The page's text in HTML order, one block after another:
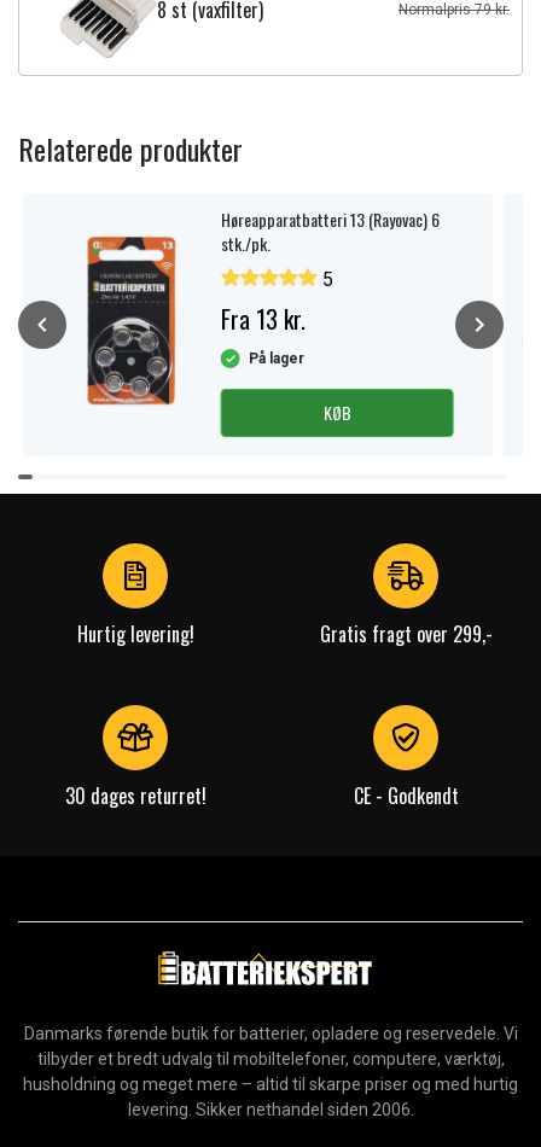
8 st (vaxfilter)
Normalpris 79 kr.
Relaterede produkter
Høreapparatbatteri 13 (Rayovac) 6
stk./pk.
5
Fra 13 kr.
På lager
KØB
Item
1
Hurtig levering! Gratis fragt over 299,-
30 dages returret! CE - Godkendt
Danmarks førende butik for batterier, opladere og reservedele. Vi
tilbyder et bredt udvalg til mobiltelefoner, computere, værktøj,
husholdning og meget mere – altid til skarpe priser og med hurtig
levering. Sikker nethandel siden 2006.